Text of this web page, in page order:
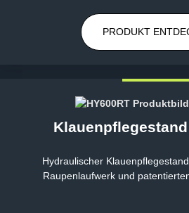
PRODUKT
Klauenpflegestand
Hydraulischer
Raupenlaufwerk und